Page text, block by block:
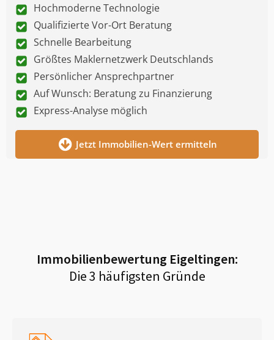
Hochmoderne Technologie
Qualifizierte Vor-Ort Beratung
Schnelle Bearbeitung
Größtes Maklernetzwerk Deutschlands
Persönlicher Ansprechpartner
Auf Wunsch: Beratung zu Finanzierung
Express-Analyse möglich
Jetzt Immobilien-Wert ermitteln
Immobilienbewertung Eigeltingen:
Die 3 häufigsten Gründe